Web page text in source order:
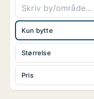
Størrelse
Pris
Kun bytte